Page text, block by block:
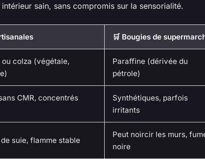
intérieur sain, sans compromis sur la sensorialité.
🛒 Bougies de
ou colza (végétale,
Paraffine (dérivée du
pétrole)
CMR, concentrés
Synthétiques, parfois
irritants
suie, flamme stable
Peut noircir les murs,
noire